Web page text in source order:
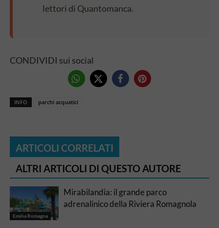
lettori di Quantomanca.
CONDIVIDI sui social
INFO parchi acquatici
ARTICOLI CORRELATI
ALTRI ARTICOLI DI QUESTO AUTORE
Emilia Romagna
Mirabilandia: il grande parco
adrenalinico della Riviera Romagnola